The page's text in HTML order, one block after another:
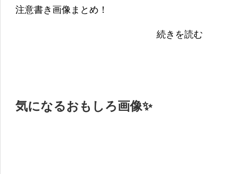
注意書き画像まとめ！
続きを読む
気になるおもしろ画像✨